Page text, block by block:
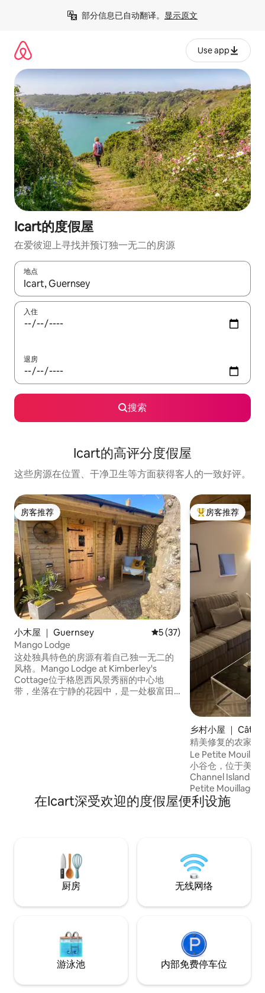
部分信息已自动翻译。 显示原文
Use app
Icart的度假屋
在爱彼迎上寻找并预订独一无二的房源
地点
如有搜索结果，请使用上下方向键查看，或通过点击或滑动手势
入住
退房
搜索
Icart的高评分度假屋
这些房源在位置、干净卫生等方面获得客人的一致好评。
房客推荐
房客推荐
小木屋 ｜ Guernsey 平均评分 5 分（满分 5 分）
5 (37)
Mango Lodge
这处独具特色的房源有着自己独一无二的
风格。Mango Lodge at Kimberley's
Cottage位于格恩西风景秀丽的中心地
带，坐落在宁静的花园中，是一处极富田
热门「房客推荐」
房客推荐
乡村小屋 ｜ Câtel
精美修复的农家
Le Petite
小谷仓，位于美丽
Channel Island of
Petite Mouillage
置优越，可轻松前
西海岸海滩、沿海
在Icart深受欢迎的度假屋便利设施
厨房 无线网络
游泳池 内部免费停车位